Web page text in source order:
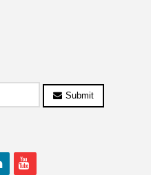
Submit